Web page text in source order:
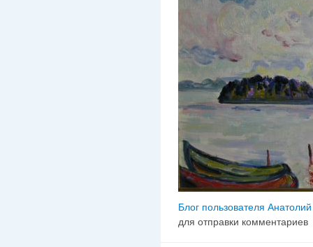
Блог пользователя
для отправки комментариев